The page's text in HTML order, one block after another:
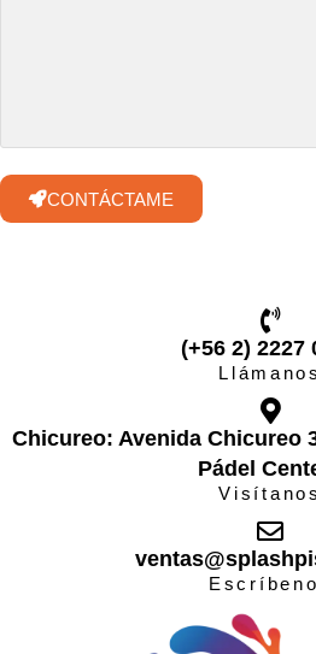
CONTÁCTAME
(+56 2) 2227
Llámanos
Chicureo: Avenida Chicureo
Pádel
Visítanos